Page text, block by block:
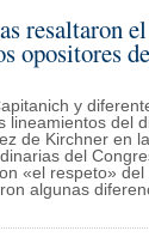
resaltaron
opositores
y
lineamientos del
de Kirchner en
del
«el respeto» del
algunas